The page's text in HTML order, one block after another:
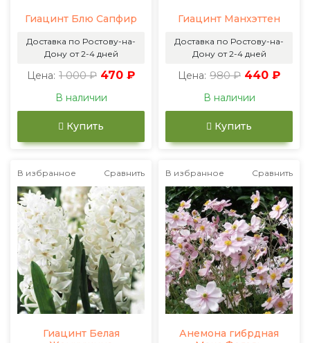
Гиацинт Блю Сапфир
Доставка по Ростову-на-
Дону от 2-4 дней
Цена: 1 000 ₽ 470 ₽
В наличии
Купить
Гиацинт Манхэттен
Доставка по Ростову-на-
Дону от 2-4 дней
Цена: 980 ₽ 440 ₽
В наличии
Купить
В избранное Сравнить
Гиацинт Белая
В избранное Сравнить
Анемона гибрдная